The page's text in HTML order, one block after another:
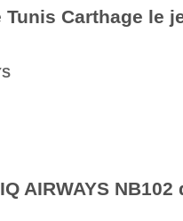
Carthage le
AIRWAYS